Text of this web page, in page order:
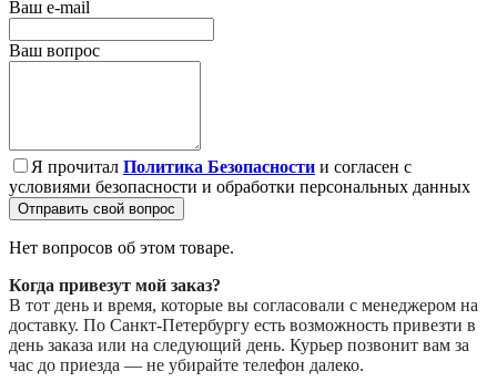
Ваш e-mail
Ваш вопрос
Я прочитал Политика Безопасности и согласен с
условиями безопасности и обработки персональных данных
Отправить свой вопрос
Нет вопросов об этом товаре.
Когда привезут мой заказ?
В тот день и время, которые вы согласовали с менеджером на
доставку. По Санкт-Петербургу есть возможность привезти в
день заказа или на следующий день. Курьер позвонит вам за
час до приезда — не убирайте телефон далеко.